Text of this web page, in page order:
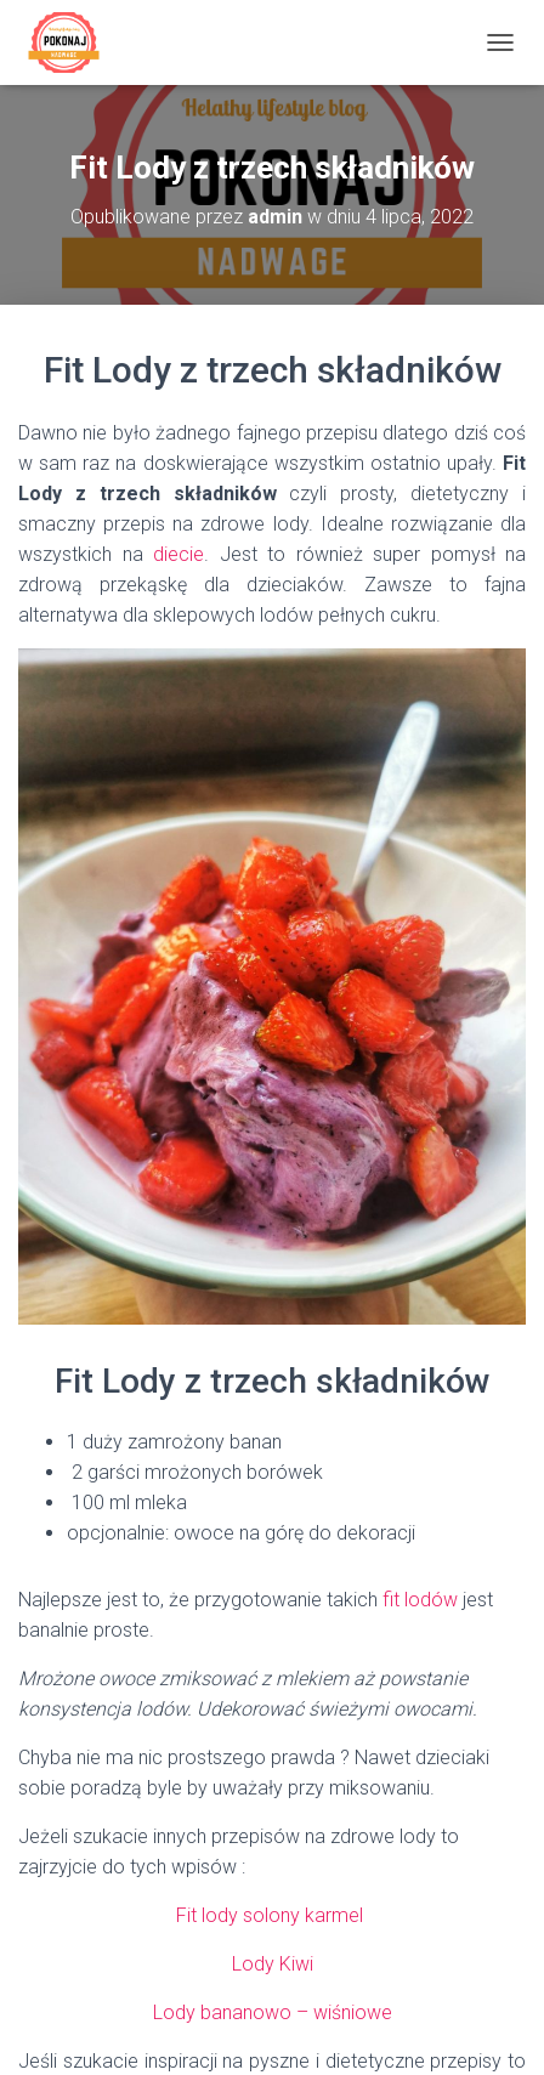
R
A
Ę
Fit Lody z trzech składników
Opublikowane przez admin w dniu 4 lipca, 2022
Fit Lody z trzech składników
Dawno nie było żadnego fajnego przepisu dlatego dziś coś
w sam raz na doskwierające wszystkim ostatnio upały. Fit
Lody z trzech składników czyli prosty, dietetyczny i
smaczny przepis na zdrowe lody. Idealne rozwiązanie dla
wszystkich na diecie. Jest to również super pomysł na
zdrową przekąskę dla dzieciaków. Zawsze to fajna
alternatywa dla sklepowych lodów pełnych cukru.
Fit Lody z trzech składników
1 duży zamrożony banan
2 garści mrożonych borówek
100 ml mleka
opcjonalnie: owoce na górę do dekoracji
Najlepsze jest to, że przygotowanie takich fit lodów jest
banalnie proste.
Mrożone owoce zmiksować z mlekiem aż powstanie
konsystencja lodów. Udekorować świeżymi owocami.
Chyba nie ma nic prostszego prawda ? Nawet dzieciaki
sobie poradzą byle by uważały przy miksowaniu.
Jeżeli szukacie innych przepisów na zdrowe lody to
zajrzyjcie do tych wpisów :
Fit lody solony karmel
Lody Kiwi
Lody bananowo – wiśniowe
Jeśli szukacie inspiracji na pyszne i dietetyczne przepisy to